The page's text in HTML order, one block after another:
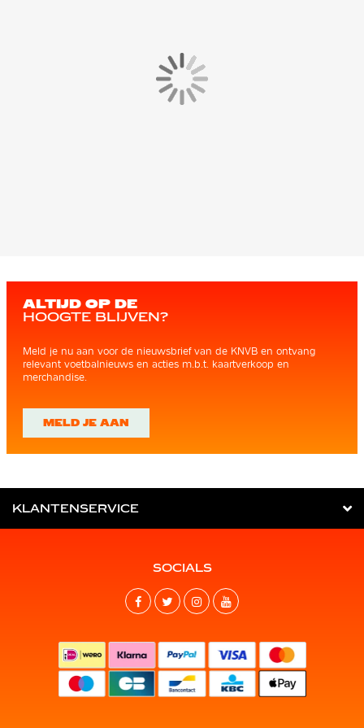
ALTIJD OP DE
HOOGTE BLIJVEN?
Meld je nu aan voor de nieuwsbrief van de KNVB en ontvang
relevant voetbalnieuws en acties m.b.t. kaartverkoop en
merchandise.
MELD JE AAN
KLANTENSERVICE
SOCIALS